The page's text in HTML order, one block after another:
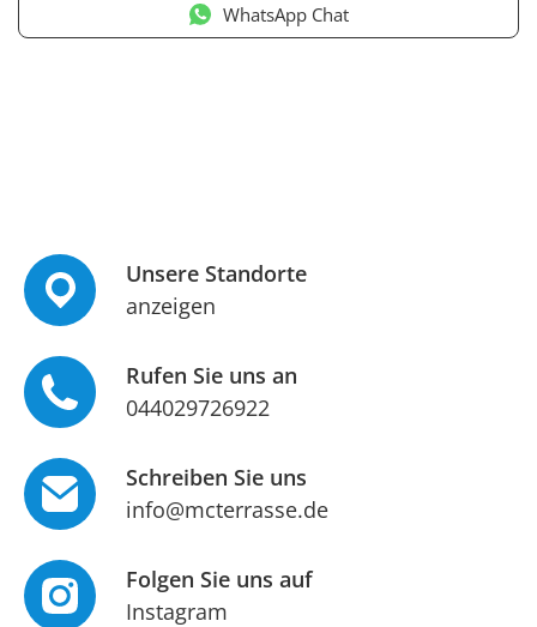
WhatsApp Chat
Unsere Standorte
anzeigen
Rufen Sie uns an
044029726922
Schreiben Sie uns
info@mcterrasse.de
Folgen Sie uns auf
Instagram